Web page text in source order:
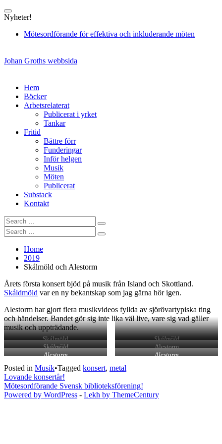
to
Nyheter!
Mötesordförande för effektiva och inkluderande möten
Johan Groths webbsida
Hem
Böcker
Arbetsrelaterat
Publicerat i yrket
Tankar
Fritid
Bättre förr
Funderingar
Inför helgen
Musik
Möten
Publicerat
Substack
Kontakt
Search
for:
Search
Search
for:
Search
Home
2019
Skálmöld och Alestorm
Årets första konsert bjöd på musik från Island och Skottland.
Skáldmöld var en ny bekantskap som jag gärna hör igen.
Alestorm har gjort flera musikvideos fyllda av sjörövartypiska ting
och händelser. Bandet gör sig inte lika väl live, vare sig vad gäller
musik och uppträdande.
Skálmöld
Skálmöld
Skálmöld
Alestorm
Alestorm
Alestorm
Posted in Musik•Tagged konsert, metal
Inläggsnavigering
Lovande konsertår!
Mötesordförande Svensk biblioteksförening!
Powered by WordPress - Lekh by ThemeCentury